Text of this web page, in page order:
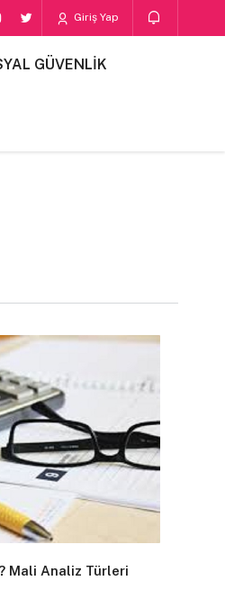
Giriş Yap
GÜVENLİK
Mali Analiz Türleri